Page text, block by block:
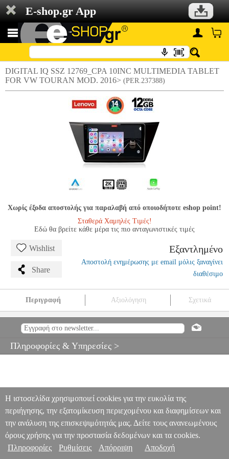
E-shop.gr App
DIGITAL IQ SSZ 12769_CPA 10INC MULTIMEDIA TABLET
FOR VW TOURAN MOD. 2016> (PER.237388)
Χωρίς έξοδα αποστολής για παραλαβή από οποιοδήποτε eshop point!
Σταθερά Χαμηλές Τιμές!
Εδώ θα βρείτε κάθε μέρα τις πιο ανταγωνιστικές τιμές
Wishlist
Share
Εξαντλημένο
Αποστολή ενημέρωσης με email μόλις ξαναγίνει
διαθέσιμο
Περιγραφή Αξιολόγηση Σχετικά
FOR VW TOURAN MOD. 2016>
PER.237388
SSZ 12769_CPA 10INC MULTIMEDIA TABLET FOR VW
Πληροφορίες & Υπηρεσίες >
Η ιστοσελίδα χρησιμοποιεί cookies για την ευκολία της
περιήγησης, την εξατομίκευση περιεχομένου και διαφημίσεων και
την ανάλυση της επισκεψιμότητάς μας. Δείτε τους ανανεωμένους
όρους χρήσης για την προστασία δεδομένων και τα cookies.
Πληροφορίες
Ρυθμίσεις Απόρριψη Αποδοχή